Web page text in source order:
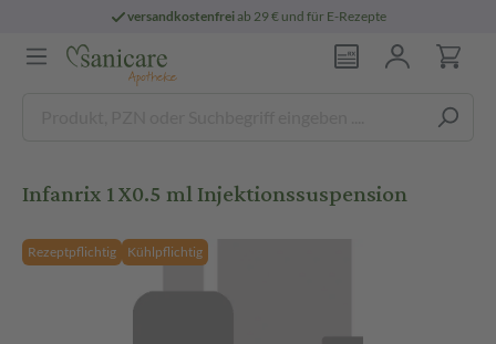
versandkostenfreiab 29 € und für E-Rezepte
Infanrix 1X0.5 ml Injektionssuspension
Rezeptpflichtig Kühlpflichtig